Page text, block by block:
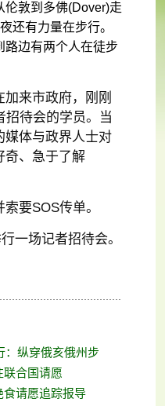
敦到多佛(Dover)走
还有力量在步行。
路边有两个人在徒步
来市政府，刚刚
招待会的学员。当
媒体与政界人士对
奇、急于了解
要SOS传单。
一场记者招待会。
：纵穿俄亥俄州步
联合国请愿
请愿追踪报导